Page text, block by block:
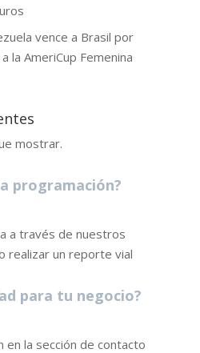
vence a Brasil por
la AmeriCup Femenina
mostrar.
programación?
a través de nuestros
realizar un reporte vial
para tu negocio?
en la sección de contacto